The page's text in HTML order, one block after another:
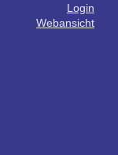
Login
Webansicht